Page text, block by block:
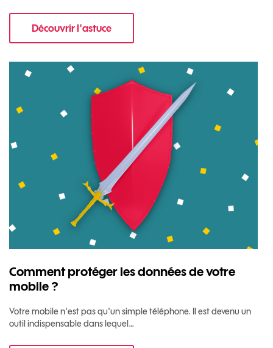
Découvrir l'astucepour Comment optimiser la batterie de
Comment protéger les données de votre
mobile ?
Votre mobile n'est pas qu'un simple téléphone. Il est devenu un
outil indispensable dans lequel…